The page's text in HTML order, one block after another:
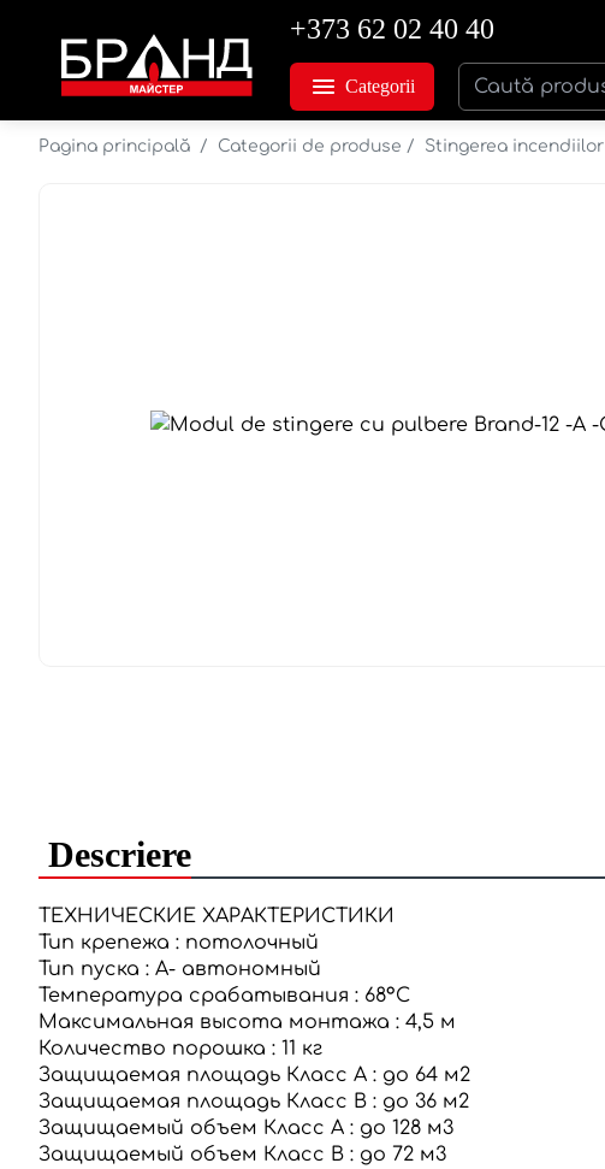
+373 62 02 40 40
Categorii
Pagina principală / Categorii de produse / Stingerea incendiilor
Descriere
ТЕХНИЧЕСКИЕ ХАРАКТЕРИСТИКИ
Тип крепежа : потолочный
Тип пуска : А- автономный
Температура срабатывания : 68°С
Максимальная высота монтажа : 4,5 м
Количество порошка : 11 кг
Защищаемая площадь Класс А : до 64 м2
Защищаемая площадь Класс В : до 36 м2
Защищаемый объем Класс А : до 128 м3
Защищаемый объем Класс В : до 72 м3